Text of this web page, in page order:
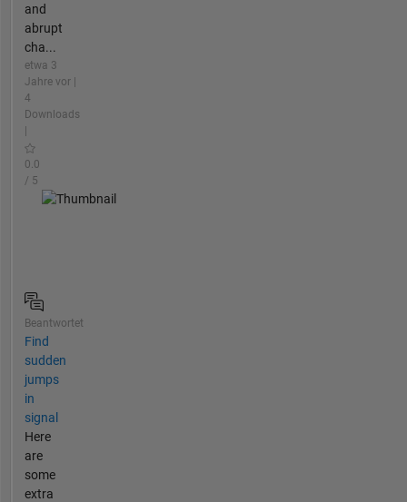
and
abrupt
cha...
etwa 3
Jahre vor |
4
Downloads
|
0.0
/ 5
Beantwortet
Find
sudden
jumps
in
signal
Here
are
some
extra